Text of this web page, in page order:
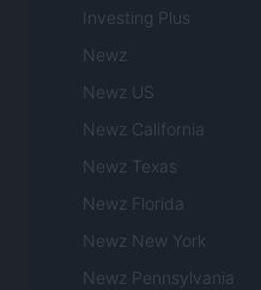
Investing Plus
Newz
Newz US
Newz California
Newz Texas
Newz Florida
Newz New York
Newz Pennsylvania